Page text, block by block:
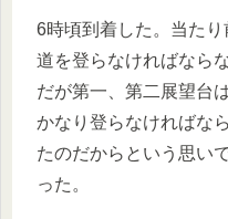
6時頃到着した。当た
道を登らなければなら
だが第一、第二展望台
かなり登らなければな
たのだからという思い
った。